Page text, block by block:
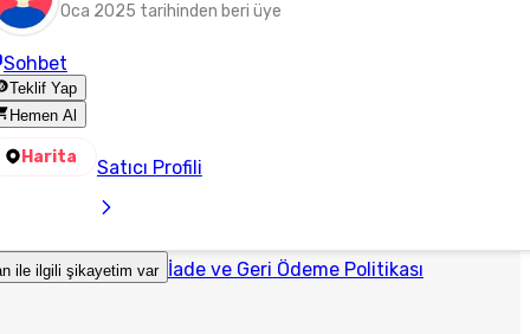
Oca 2025 tarihinden beri üye
Sohbet
Teklif Yap
Hemen Al
Harita Satıcı Profili
ile ilgili şikayetim var İade ve Geri Ödeme Politikası